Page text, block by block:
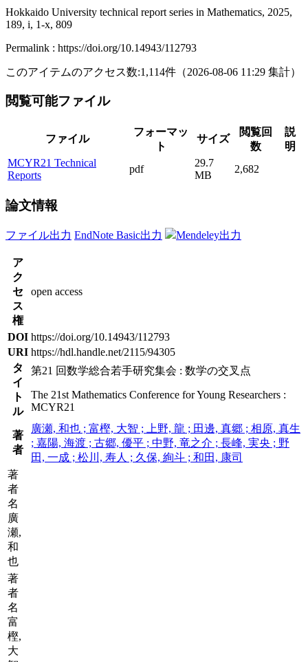
Hokkaido University technical report series in Mathematics, 2025,
189, i, 1-x, 809
Permalink : https://doi.org/10.14943/112793
このアイテムのアクセス数:1,114件 （2026-08-06 11:29 集計）
閲覧可能ファイル
ファイル
フォーマッ
ト
サイズ
閲覧回
数
説
明
MCYR21 Technical
Reports
pdf
29.7
MB
2,682
論文情報
ファイル出力 EndNote Basic出力 Mendeley出力
ア
ク
セ
ス
権
open access
DOI https://doi.org/10.14943/112793
URI https://hdl.handle.net/2115/94305
タ
イ
ト
ル
第21 回数学総合若手研究集会 : 数学の交叉点
The 21st Mathematics Conference for Young Researchers :
MCYR21
著
者
廣瀬, 和也 ; 富樫, 大智 ; 上野, 龍 ; 田邊, 真郷 ; 相原, 真生
; 嘉陽, 海渡 ; 古郷, 優平 ; 中野, 竜之介 ; 長峰, 実央 ; 野
田, 一成 ; 松川, 寿人 ; 久保, 絢斗 ; 和田, 康司
著
者
名
廣
瀬,
和
也
著
者
名
富
樫,
大